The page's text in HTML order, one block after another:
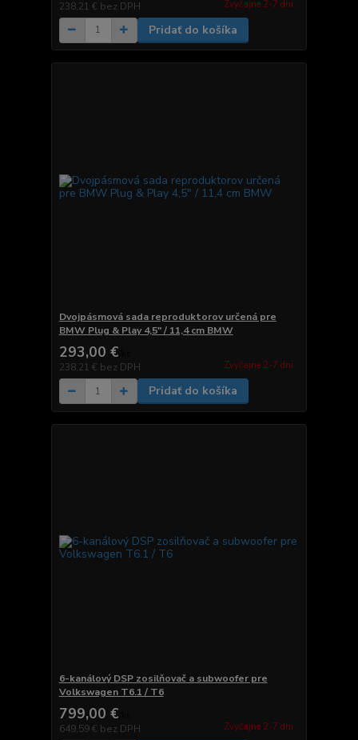
238,21 € bez DPH Zvyčajne 2-7 dni.
Pridať do košíka
Dvojpásmová sada reproduktorov určená pre
BMW Plug & Play 4,5" / 11,4 cm BMW
293,00 €
238,21 € bez DPH Zvyčajne 2-7 dni.
Pridať do košíka
6-kanálový DSP zosilňovač a subwoofer pre
Volkswagen T6.1 / T6
799,00 €
649,59 € bez DPH Zvyčajne 2-7 dni.